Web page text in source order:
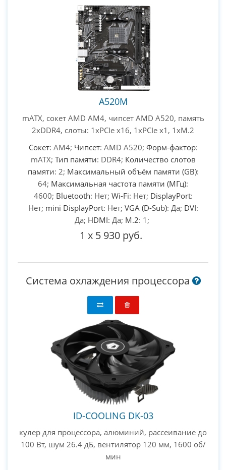
A520M
mATX, сокет AMD AM4, чипсет AMD A520, память
2xDDR4, слоты: 1xPCIe x16, 1xPCIe x1, 1xM.2
Сокет: AM4; Чипсет: AMD A520; Форм-фактор:
mATX; Тип памяти: DDR4; Количество слотов
памяти: 2; Максимальный объём памяти (GB):
64; Максимальная частота памяти (МГц):
4600; Bluetooth: Нет; Wi-Fi: Нет; DisplayPort:
Нет; mini DisplayPort: Нет; VGA (D-Sub): Да; DVI:
Да; HDMI: Да; M.2: 1;
1 x 5 930 руб.
Система охлаждения процессора
ID-COOLING DK-03
кулер для процессора, алюминий, рассеивание до
100 Вт, шум 26.4 дБ, вентилятор 120 мм, 1600 об/
мин